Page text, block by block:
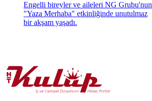
Engelli bireyler ve aileleri NG Grubu'nun
"Yaza Merhaba" etkinliğinde unutulmaz
bir akşam yaşadı.